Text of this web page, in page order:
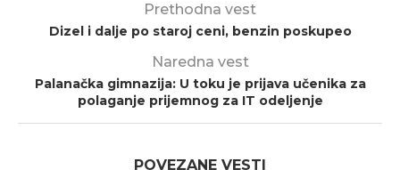
Prethodna vest
Dizel i dalje po staroj ceni, benzin poskupeo
Naredna vest
Palanačka gimnazija: U toku je prijava učenika za
polaganje prijemnog za IT odeljenje
POVEZANE VESTI